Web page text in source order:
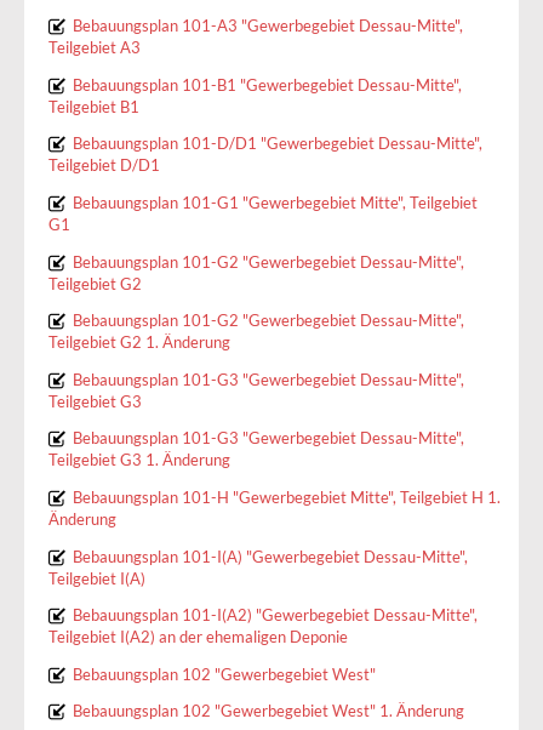
Bebauungsplan 101-A3 "Gewerbegebiet Dessau-Mitte",
Teilgebiet A3
Bebauungsplan 101-B1 "Gewerbegebiet Dessau-Mitte",
Teilgebiet B1
Bebauungsplan 101-D/D1 "Gewerbegebiet Dessau-Mitte",
Teilgebiet D/D1
Bebauungsplan 101-G1 "Gewerbegebiet Mitte", Teilgebiet
G1
Bebauungsplan 101-G2 "Gewerbegebiet Dessau-Mitte",
Teilgebiet G2
Bebauungsplan 101-G2 "Gewerbegebiet Dessau-Mitte",
Teilgebiet G2 1. Änderung
Bebauungsplan 101-G3 "Gewerbegebiet Dessau-Mitte",
Teilgebiet G3
Bebauungsplan 101-G3 "Gewerbegebiet Dessau-Mitte",
Teilgebiet G3 1. Änderung
Bebauungsplan 101-H "Gewerbegebiet Mitte", Teilgebiet H 1.
Änderung
Bebauungsplan 101-I(A) "Gewerbegebiet Dessau-Mitte",
Teilgebiet I(A)
Bebauungsplan 101-I(A2) "Gewerbegebiet Dessau-Mitte",
Teilgebiet I(A2) an der ehemaligen Deponie
Bebauungsplan 102 "Gewerbegebiet West"
Bebauungsplan 102 "Gewerbegebiet West" 1. Änderung